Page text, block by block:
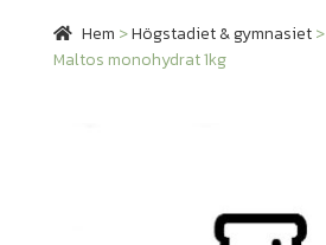
Hem >Högstadiet & gymnasiet>
Maltos monohydrat 1kg